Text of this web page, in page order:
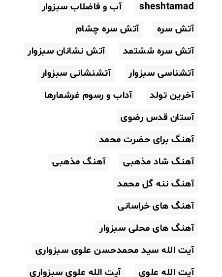
sheshtamad
آب و فاضلاب سبزوار
آتش سره
آتش سره چشام
آتش سره ششتمد
آتش نشانان سبزوار
آتشناسی سبزوار
آتشنشانی سبزوار
آخرین تولد
آداب و رسوم غرشمارها
آستان قدس رضوی
آهنگ برای حضرت محمد
آهنگ شاد مذهبی
آهنگ مذهبی
آهنگ ننه گل محمد
آهنگ های خراسانی
آهنگ های محلی سبزوار
آیت الله سید محمدحسن علوی سبزواری
آیت الله علوی
آیت الله علوی سبزواری